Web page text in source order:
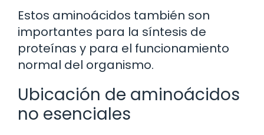
Estos aminoácidos también son
importantes para la síntesis de
proteínas y para el funcionamiento
normal del organismo.
Ubicación de aminoácidos
no esenciales